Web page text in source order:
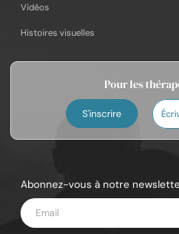
Vidéos
Histoires visuelles
Pour les
S'inscrire
Abonnez-vous à notre
Saisissez
votre